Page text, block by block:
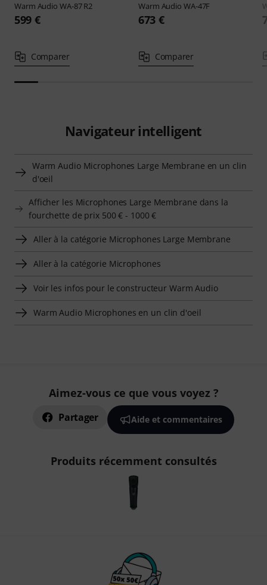
Warm Audio WA-87 R2
599 €
Comparer
Warm Audio WA-47F
673 €
Comparer
Navigateur intelligent
Warm Audio Microphones Large Membrane en un clin
d'oeil
Afficher les Microphones Large Membrane dans la
fourchette de prix 500 € - 1000 €
Aller à la catégorie Microphones Large Membrane
Aller à la catégorie Microphones
Voir les infos pour le constructeur Warm Audio
Warm Audio Microphones en un clin d'oeil
Aimez-vous ce que vous voyez ?
Partager Aide et commentaires
Produits récemment consultés